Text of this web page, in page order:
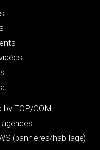
by TOP/COM
agences
(bannières/habillage)